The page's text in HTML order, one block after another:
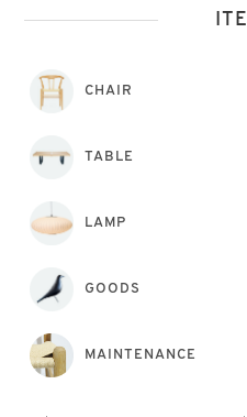
CHAIR
TABLE
LAMP
GOODS
MAINTENANCE